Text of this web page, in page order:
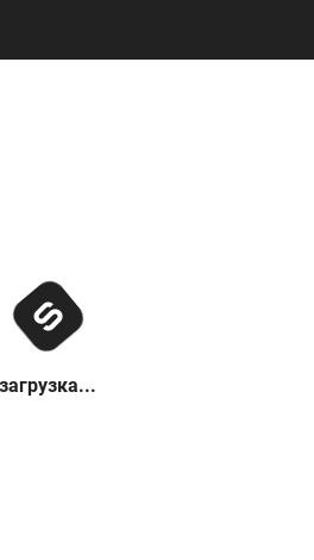
загрузка...